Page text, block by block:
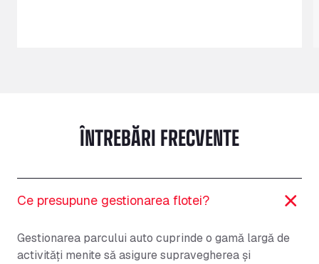
ÎNTREBĂRI FRECVENTE
Ce presupune gestionarea flotei?
Gestionarea parcului auto cuprinde o gamă largă de
activități menite să asigure supravegherea și